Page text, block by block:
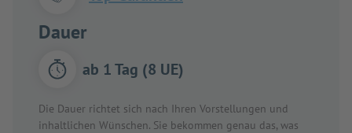
Dauer
ab 1 Tag (8 UE)
Die Dauer richtet sich nach Ihren Vorstellungen und
inhaltlichen Wünschen. Sie bekommen genau das, was